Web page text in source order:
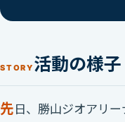
STORY 活動の様子
先 日、勝山ジオアリ